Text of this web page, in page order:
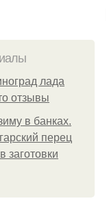
лада
отзывы
в банках.
перец
заготовки